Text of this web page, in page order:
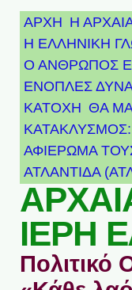
ΑΡΧΗ Η
Η ΕΛΛΗΝΙΚΗ
Ο ΑΝΘΡΩΠΟΣ
ΕΝΟΠΛΕΣ
ΚΑΤΟΧΗ ΘΑ
ΑΦΙΈΡΩΜΑ
ΑΤΛΑΝΤΊΔΑ
ΙΕΡΗ
Πολιτικό